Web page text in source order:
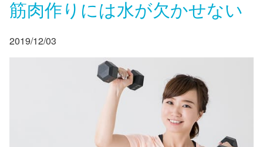
筋肉作りには水が欠かせない
2019/12/03